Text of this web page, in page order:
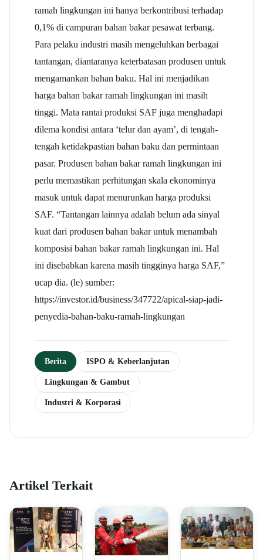
ramah lingkungan ini hanya berkontribusi terhadap
0,1% di campuran bahan bakar pesawat terbang.
Para pelaku industri masih mengeluhkan berbagai
tantangan, diantaranya keterbatasan produsen untuk
mengamankan bahan baku. Hal ini menjadikan
harga bahan bakar ramah lingkungan ini masih
tinggi. Mata rantai produksi SAF juga menghadapi
dilema kondisi antara ‘telur dan ayam’, di tengah-
tengah ketidakpastian bahan baku dan permintaan
pasar. Produsen bahan bakar ramah lingkungan ini
perlu memastikan perhitungan skala ekonominya
masuk untuk dapat menurunkan harga produksi
SAF. “Tantangan lainnya adalah belum ada sinyal
kuat dari produsen bahan bakar untuk menambah
komposisi bahan bakar ramah lingkungan ini. Hal
ini disebabkan karena masih tingginya harga SAF,”
ucap dia. (le) sumber:
https://investor.id/business/347722/apical-siap-jadi-
penyedia-bahan-baku-ramah-lingkungan
Berita ISPO & Keberlanjutan
Lingkungan & Gambut
Industri & Korporasi
Artikel Terkait